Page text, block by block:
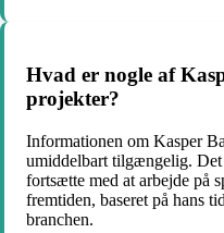
Hvad er nogle af
projekter?
Informationen om Kasper
umiddelbart tilgængelig.
fortsætte med at arbejde på
fremtiden, baseret på hans
branchen.